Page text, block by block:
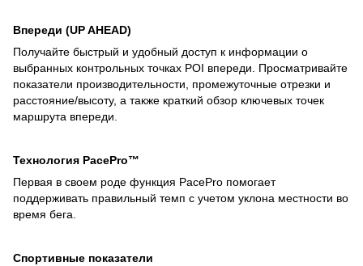
Впереди (UP AHEAD)
Получайте быстрый и удобный доступ к информации о
выбранных контрольных точках POI впереди. Просматривайте
показатели производительности, промежуточные отрезки и
расстояние/высоту, а также краткий обзор ключевых точек
маршрута впереди.
Технология PacePro™
Первая в своем роде функция PacePro помогает
поддерживать правильный темп с учетом уклона местности во
время бега.
Спортивные показатели